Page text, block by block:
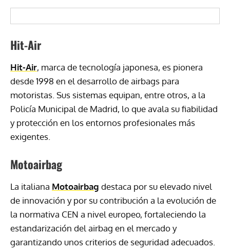
Hit-Air
Hit-Air, marca de tecnología japonesa, es pionera
desde 1998 en el desarrollo de airbags para
motoristas. Sus sistemas equipan, entre otros, a la
Policía Municipal de Madrid, lo que avala su fiabilidad
y protección en los entornos profesionales más
exigentes.
Motoairbag
La italiana Motoairbag destaca por su elevado nivel
de innovación y por su contribución a la evolución de
la normativa CEN a nivel europeo, fortaleciendo la
estandarización del airbag en el mercado y
garantizando unos criterios de seguridad adecuados.